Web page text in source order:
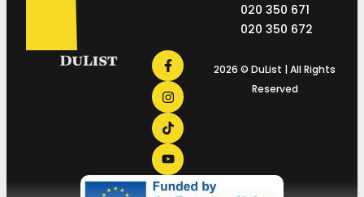
020 350 671
020 350 672
2026 © DuList | All Rights
Reserved